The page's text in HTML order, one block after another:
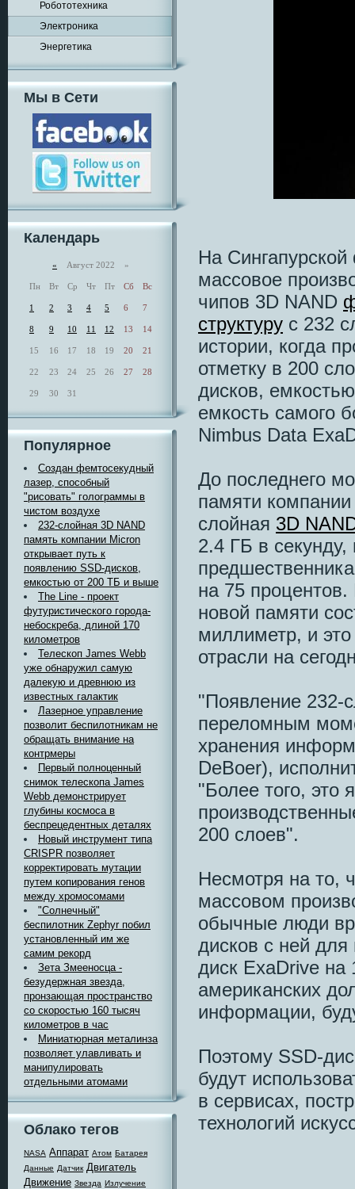
Робототехника
Электроника
Энергетика
Мы в Сети
Календарь
« Август 2022 »
Пн Вт Ср Чт Пт Сб Вс
1 2 3 4 5 6 7
8 9 10 11 12 13 14
15 16 17 18 19 20 21
22 23 24 25 26 27 28
29 30 31
Популярное
Создан фемтосекудный
лазер, способный
"рисовать" голограммы в
чистом воздухе
232-слойная 3D NAND
память компании Micron
открывает путь к
появлению SSD-дисков,
емкостью от 200 ТБ и выше
The Line - проект
футуристического города-
небоскреба, длиной 170
километров
Телескоп James Webb
уже обнаружил самую
далекую и древнюю из
известных галактик
Лазерное управление
позволит беспилотникам не
обращать внимание на
контрмеры
Первый полноценный
снимок телескопа James
Webb демонстрирует
глубины космоса в
беспрецедентных деталях
Новый инструмент типа
CRISPR позволяет
корректировать мутации
путем копирования генов
между хромосомами
"Солнечный"
беспилотник Zephyr побил
установленный им же
самим рекорд
Зета Змееносца -
безудержная звезда,
пронзающая пространство
со скоростью 160 тысяч
километров в час
Миниатюрная металинза
позволяет улавливать и
манипулировать
отдельными атомами
Облако тегов
NASA Аппарат Атом Батарея
Данные Датчик Двигатель
Движение Звезда Излучение
На
массовое
чипов 3D NAND
структуру с 232
истории, когда
отметку в 200
дисков,
емкость самого
Nimbus Data
До последнего
памяти
слойная 3D
2.4 ГБ в секунду,
на 75
новой памяти
миллиметр, и
отрасли на
"Появление 232-
переломным
хранения
DeBoer),
"Более того, это
200 слоев".
Несмотря на то,
массовом
обычные люди
дисков с ней
диск ExaDrive на
американских
информации,
Поэтому SSD-
будут
в сервисах,
технологий